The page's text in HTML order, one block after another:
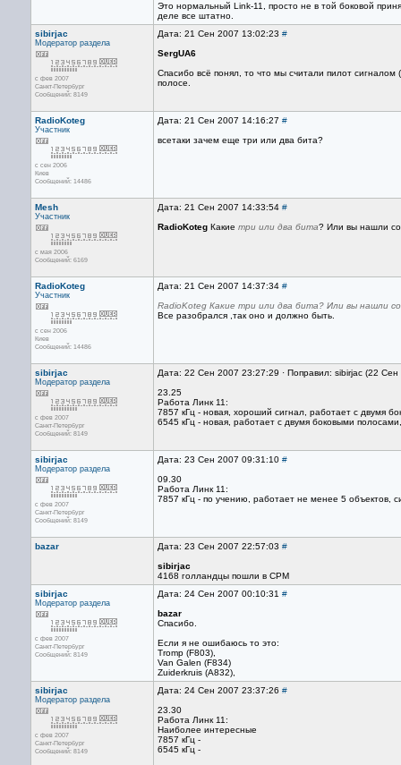
Это нормальный Link-11, просто не в той боковой
деле все штатно.
sibirjac
Модератор раздела
с фев 2007
Санкт-Петербург
Сообщений: 8149
Дата: 21 Сен 2007 13:02:23 #
SergUA6
Спасибо всё понял, то что мы считали пилот
полосе.
RadioKoteg
Участник
с сен 2006
Киев
Сообщений: 14486
Дата: 21 Сен 2007 14:16:27 #
всетаки зачем еще три или два бита?
Mesh
Участник
с мая 2006
Сообщений: 6169
Дата: 21 Сен 2007 14:33:54 #
RadioKoteg Какие три или два бита? Или вы нашли
RadioKoteg
Участник
с сен 2006
Киев
Сообщений: 14486
Дата: 21 Сен 2007 14:37:34 #
RadioKoteg Какие три или два бита? Или вы нашли
Все разобрался ,так оно и должно быть.
sibirjac
Модератор раздела
с фев 2007
Санкт-Петербург
Сообщений: 8149
Дата: 22 Сен 2007 23:27:29 · Поправил: sibirjac (22
23.25
Работа Линк 11:
7857 кГц - новая, хороший сигнал, работает с двумя
6545 кГц - новая, работает с двумя боковыми
sibirjac
Модератор раздела
с фев 2007
Санкт-Петербург
Сообщений: 8149
Дата: 23 Сен 2007 09:31:10 #
09.30
Работа Линк 11:
7857 кГц - по учению, работает не менее 5 объектов,
bazar Дата: 23 Сен 2007 22:57:03 #
sibirjac
4168 голландцы пошли в СРМ
sibirjac
Модератор раздела
с фев 2007
Санкт-Петербург
Сообщений: 8149
Дата: 24 Сен 2007 00:10:31 #
bazar
Спасибо.
Если я не ошибаюсь то это:
Tromp (F803),
Van Galen (F834)
Zuiderkruis (A832),
sibirjac
Модератор раздела
с фев 2007
Санкт-Петербург
Сообщений: 8149
Дата: 24 Сен 2007 23:37:26 #
23.30
Работа Линк 11:
Наиболее интересные
7857 кГц -
6545 кГц -